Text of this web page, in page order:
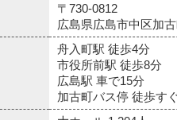
〒730-0812
広島県広島市中区加
舟入町駅 徒歩4分
市役所前駅 徒歩8分
広島駅 車で15分
加古町バス停 徒歩す